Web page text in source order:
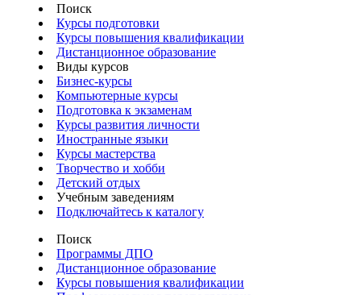
Поиск
Курсы подготовки
Курсы повышения квалификации
Дистанционное образование
Виды курсов
Бизнес-курсы
Компьютерные курсы
Подготовка к экзаменам
Курсы развития личности
Иностранные языки
Курсы мастерства
Творчество и хобби
Детский отдых
Учебным заведениям
Подключайтесь к каталогу
Поиск
Программы ДПО
Дистанционное образование
Курсы повышения квалификации